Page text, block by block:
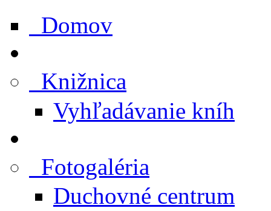
Domov
Knižnica
Vyhľadávanie kníh
Fotogaléria
Duchovné centrum